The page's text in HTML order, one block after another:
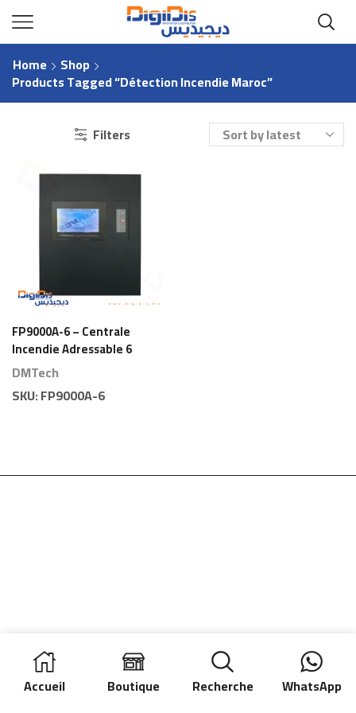
Home Shop
Products Tagged “détection Incendie Maroc”
Filters
FP9000A-6 – Centrale
Incendie Adressable 6
Boucles DMTech
DMTech
SKU:FP9000A-6
Accueil Boutique Recherche WhatsApp